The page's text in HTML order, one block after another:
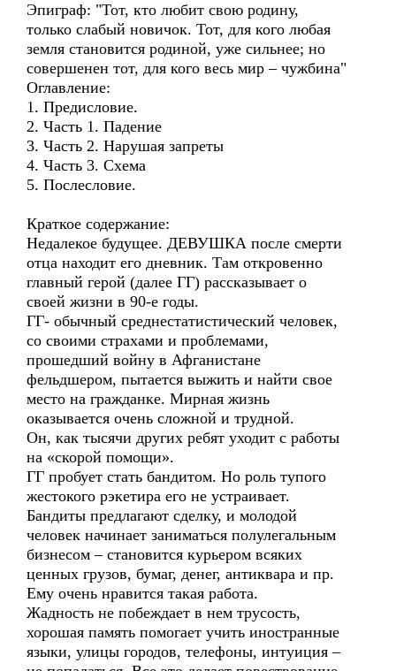
Эпиграф: "Тот, кто любит свою родину,
только слабый новичок. Тот, для кого любая
земля становится родиной, уже сильнее; но
совершенен тот, для кого весь мир – чужбина"
Оглавление:
1. Предисловие.
2. Часть 1. Падение
3. Часть 2. Нарушая запреты
4. Часть 3. Схема
5. Послесловие.
Краткое содержание:
Недалекое будущее. ДЕВУШКА после смерти
отца находит его дневник. Там откровенно
главный герой (далее ГГ) рассказывает о
своей жизни в 90-е годы.
ГГ- обычный среднестатистический человек,
со своими страхами и проблемами,
прошедший войну в Афганистане
фельдшером, пытается выжить и найти свое
место на гражданке. Мирная жизнь
оказывается очень сложной и трудной.
Он, как тысячи других ребят уходит с работы
на «скорой помощи».
ГГ пробует стать бандитом. Но роль тупого
жестокого рэкетира его не устраивает.
Бандиты предлагают сделку, и молодой
человек начинает заниматься полулегальным
бизнесом – становится курьером всяких
ценных грузов, бумаг, денег, антиквара и пр.
Ему очень нравится такая работа.
Жадность не побеждает в нем трусость,
хорошая память помогает учить иностранные
языки, улицы городов, телефоны, интуиция –